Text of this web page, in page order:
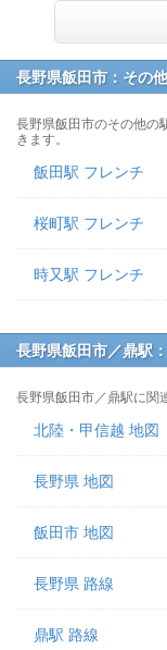
長野県飯田市：その
長野県飯田市のその他の
きます。
飯田駅 フレンチ
桜町駅 フレンチ
時又駅 フレンチ
長野県飯田市／鼎駅
長野県飯田市／鼎駅に関
北陸・甲信越 地図
長野県 地図
飯田市 地図
長野県 路線
鼎駅 路線